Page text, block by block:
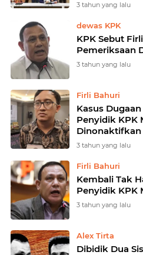
3 tahun yang lalu
dewas KPK
KPK Sebut
Pemeriksaan
3 tahun yang lalu
Firli Bahuri
Kasus
Penyidik KPK
Dinonaktifkan
3 tahun yang lalu
Firli Bahuri
Kembali Tak
Penyidik KPK
3 tahun yang lalu
Alex Tirta
Dibidik Dua